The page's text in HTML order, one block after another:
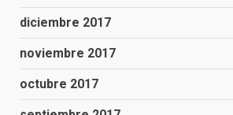
diciembre 2017
noviembre 2017
octubre 2017